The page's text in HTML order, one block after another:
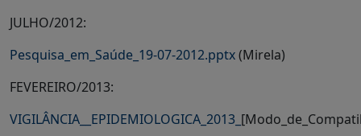
JULHO/2012:
Pesquisa_em_Saúde_19-07-2012.pptx(Mirela)
FEVEREIRO/2013:
VIGILÂNCIA__EPIDEMIOLOGICA_2013_